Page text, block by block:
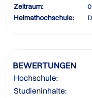
Zeitraum:
Heimathochschule:
BEWERTUNGEN
Hochschule:
Studieninhalte: